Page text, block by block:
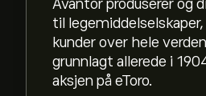
Avantor produserer og
til
kunder over hele
grunnlagt allerede i
aksjen på eToro.
Den nåværende prisen
Det gjennomsnittlige
detaljerte forventninger